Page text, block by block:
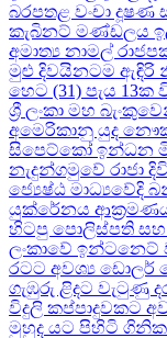
බරපතළ වංචා
කැබිනට් මණ්ඩලය
අමාත්‍ය නාමල්
මුළු දිවයිනටම ඇඳිරි
හෙට (31) පැය 13ක
ශ්‍රී ලංකා මහ
අමෙරිකානු යුද
සිපෙට්කෝ ඉන්ධන
නැදුන්ගමුවේ රාජා
ජ්‍යෙෂ්ඨ මාධ්‍යවේදි
යුක්රේනය
හිටපු පොලිස්පති
ලංකාවේ ඉන්ටනෙට්
රටට අවශ්‍ය ඩොලර්
ගැඹුරු ළිදට වැටුණු
විදුලි කප්පාදුවකට
මුහුද යට පිහිටි